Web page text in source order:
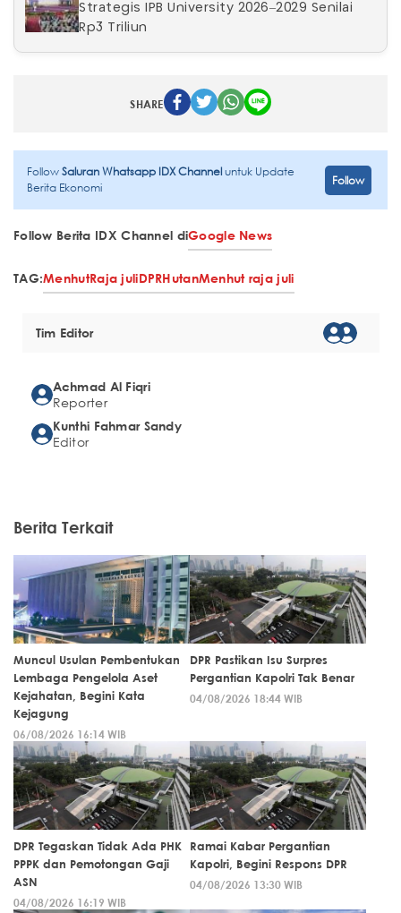
Strategis IPB University 2026–2029 Senilai
Rp3 Triliun
SHARE
FollowSaluran Whatsapp IDX Channeluntuk Update
Berita Ekonomi
Follow
Follow Berita IDX Channel diGoogle News
TAG:MenhutRaja juliDPRHutanMenhut raja juli
Tim Editor
Achmad Al Fiqri
Reporter
Kunthi Fahmar Sandy
Editor
Berita Terkait
Muncul Usulan Pembentukan
Lembaga Pengelola Aset
Kejahatan, Begini Kata
Kejagung
06/08/2026 16:14 WIB
DPR Pastikan Isu Surpres
Pergantian Kapolri Tak Benar
04/08/2026 18:44 WIB
DPR Tegaskan Tidak Ada PHK
PPPK dan Pemotongan Gaji
ASN
04/08/2026 16:19 WIB
Ramai Kabar Pergantian
Kapolri, Begini Respons DPR
04/08/2026 13:30 WIB